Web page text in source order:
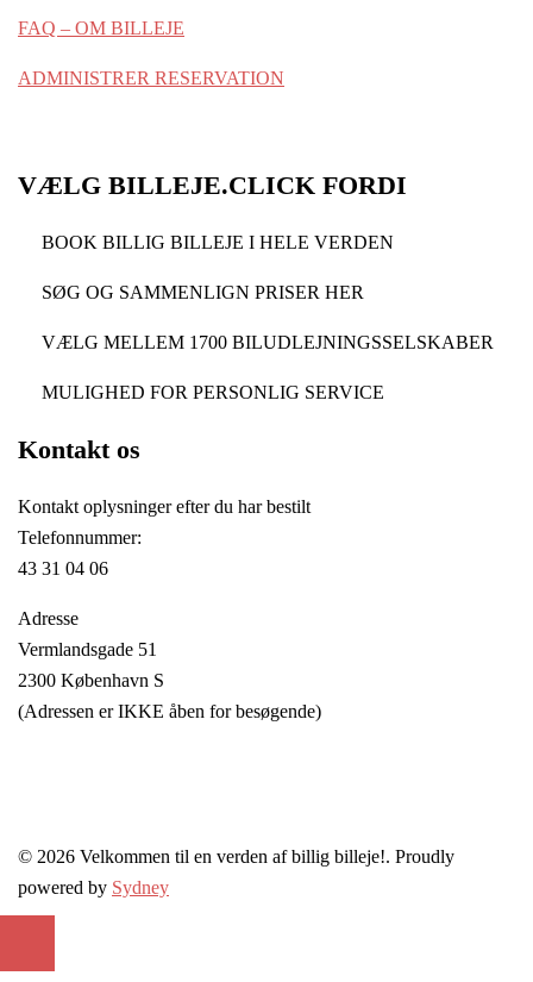
FAQ – OM BILLEJE
ADMINISTRER RESERVATION
VÆLG BILLEJE.CLICK FORDI
BOOK BILLIG BILLEJE I HELE VERDEN
SØG OG SAMMENLIGN PRISER HER
VÆLG MELLEM 1700 BILUDLEJNINGSSELSKABER
MULIGHED FOR PERSONLIG SERVICE
Kontakt os
Kontakt oplysninger efter du har bestilt
Telefonnummer:
43 31 04 06
Adresse
Vermlandsgade 51
2300 København S
(Adressen er IKKE åben for besøgende)
© 2026 Velkommen til en verden af billig billeje!. Proudly
powered by Sydney